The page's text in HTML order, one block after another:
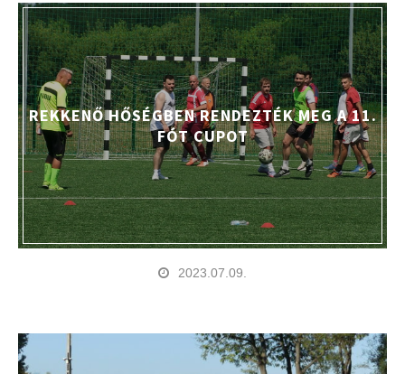
REKKENŐ HŐSÉGBEN RENDEZTÉK MEG A 11.
FÓT CUPOT
2023.07.09.